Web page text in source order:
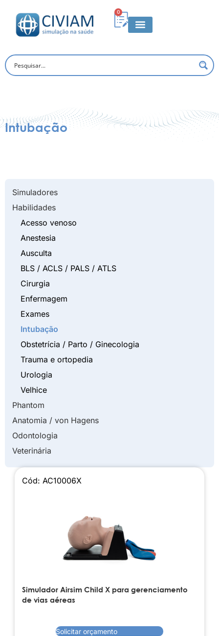
0
Intubação
Simuladores
Habilidades
Acesso venoso
Anestesia
Ausculta
BLS / ACLS / PALS / ATLS
Cirurgia
Enfermagem
Exames
Intubação
Obstetrícia / Parto / Ginecologia
Trauma e ortopedia
Urologia
Velhice
Phantom
Anatomia / von Hagens
Odontologia
Veterinária
Cód: AC10006X
Simulador Airsim Child X para gerenciamento
de vias aéreas
Solicitar orçamento